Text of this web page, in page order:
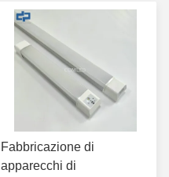
Fabbricazione di
apparecchi di